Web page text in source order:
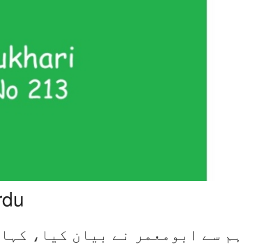
ہم سے ابومعمر نے بیان کیا،